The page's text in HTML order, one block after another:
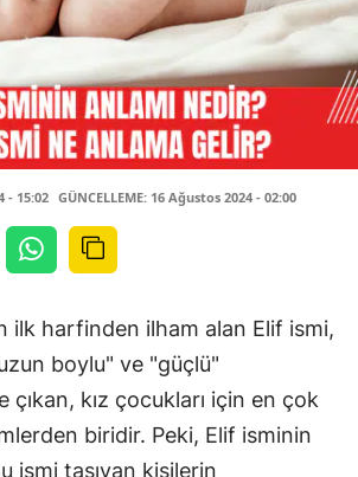
- 15:02 GÜNCELLEME: 16 Ağustos 2024 - 02:00
ilk harfinden ilham alan Elif ismi,
boylu" ve "güçlü"
çıkan, kız çocukları için en çok
biridir. Peki, Elif isminin
ismi taşıyan kişilerin